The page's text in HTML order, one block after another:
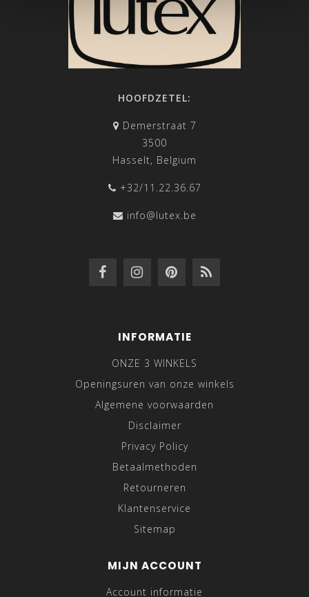
HOOFDZETEL:
Demerstraat 7
3500
Hasselt, Belgium
+32/11.22.36.67
info@lutex.be
INFORMATIE
ONZE 3 WINKELS
Openingsuren van onze winkels
Algemene voorwaarden
Disclaimer
Privacy Policy
Betaalmethoden
Retourneren
Klantenservice
Sitemap
MIJN ACCOUNT
Account informatie